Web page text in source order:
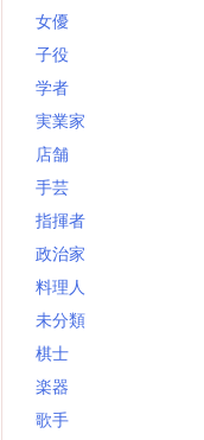
女優
子役
学者
実業家
店舗
手芸
指揮者
政治家
料理人
未分類
棋士
楽器
歌手